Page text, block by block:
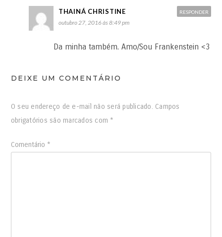
THAINÁ CHRISTINE
outubro 27, 2016 às 8:49 pm
Da minha também. Amo/Sou Frankenstein <3
RESPONDER
DEIXE UM COMENTÁRIO
O seu endereço de e-mail não será publicado. Campos
obrigatórios são marcados com *
Comentário *